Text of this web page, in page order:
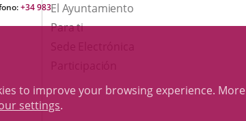
to improve your browsing experience.
settings.
+34 983El Ayuntamiento
Para ti
external